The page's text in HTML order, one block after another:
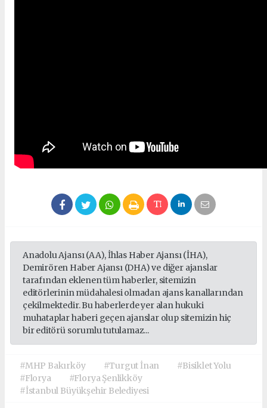
Anadolu Ajansı (AA), İhlas Haber Ajansı (İHA),
Demirören Haber Ajansı (DHA) ve diğer ajanslar
tarafından eklenen tüm haberler, sitemizin
editörlerinin müdahalesi olmadan ajans kanallarından
çekilmektedir. Bu haberlerde yer alan hukuki
muhataplar haberi geçen ajanslar olup sitemizin hiç
bir editörü sorumlu tutulamaz...
#MHP Bakırköy #Turgut İnan
#Bisiklet Yolu
#Florya
#Florya Şenlikköy
#İstanbul Büyükşehir Belediyesi